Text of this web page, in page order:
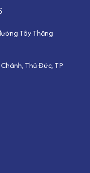
Tây Thăng
Thủ Đức, TP